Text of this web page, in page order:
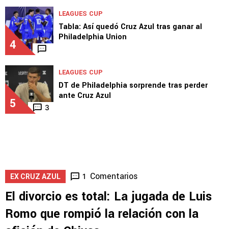
4
LEAGUES CUP
Tabla: Así quedó Cruz Azul tras ganar al
Philadelphia Union
5 3
LEAGUES CUP
DT de Philadelphia sorprende tras perder
ante Cruz Azul
EX CRUZ AZUL 1 Comentarios
El divorcio es total: La jugada de Luis
Romo que rompió la relación con la